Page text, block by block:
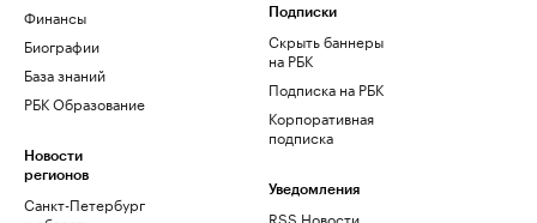
Финансы
Биографии
База знаний
РБК Образование
Новости
регионов
Санкт-Петербург
Подписки
Скрыть баннеры
на РБК
Подписка на РБК
Корпоративная
подписка
Уведомления
RSS Новости